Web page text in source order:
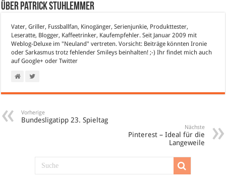
Über Patrick Stuhlemmer
Vater, Griller, Fussballfan, Kinogänger, Serienjunkie, Produkttester,
Leseratte, Blogger, Kaffeetrinker, Kaufempfehler. Seit Januar 2009 mit
Weblog-Deluxe im "Neuland" vertreten. Vorsicht: Beiträge könnten Ironie
oder Sarkasmus trotz fehlender Smileys beinhalten! ;-) Ihr findet mich auch
aufGoogle+ oderTwitter
Vorherige
Bundesligatipp 23. Spieltag
Nächste
Pinterest – Ideal für die
Langeweile